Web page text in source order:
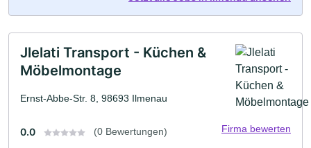
Jlelati Transport - Küchen &
Möbelmontage
Ernst-Abbe-Str. 8, 98693 Ilmenau
0.0 (0 Bewertungen) Firma bewerten